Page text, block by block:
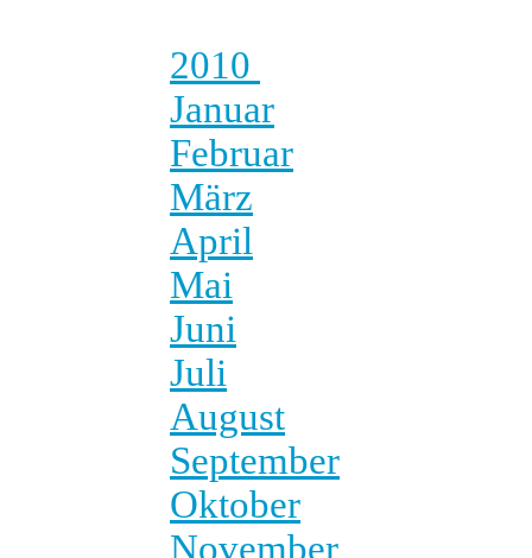
2010
Januar
Februar
März
April
Mai
Juni
Juli
August
September
Oktober
November